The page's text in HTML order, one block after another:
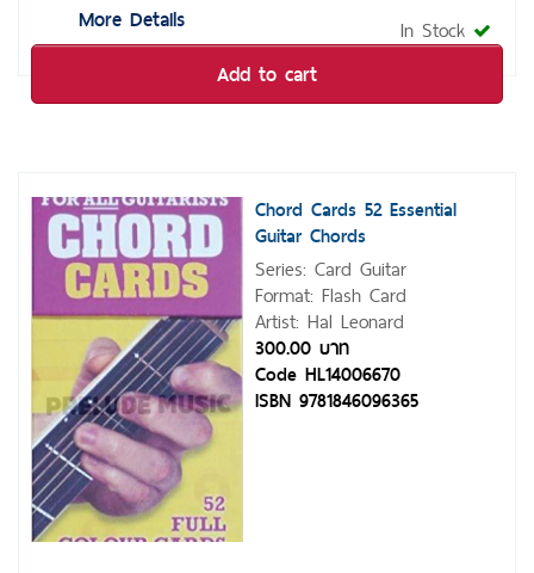
More Details In Stock
Add to cart
Chord Cards 52 Essential
Guitar Chords
Series: Card Guitar
Format: Flash Card
Artist: Hal Leonard
300.00 บาท
Code HL14006670
ISBN 9781846096365